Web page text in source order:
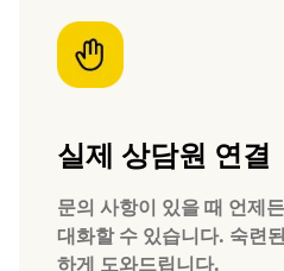
실제 상담원 연결
문의 사항이 있을 때 언제
대화할 수 있습니다. 숙련
하게 도와드립니다.